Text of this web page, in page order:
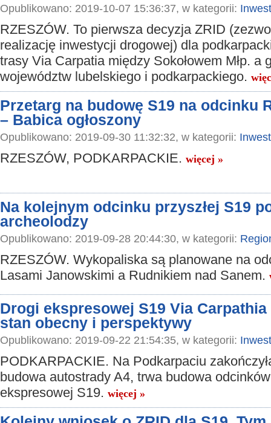
Opublikowano: 2019-10-07 15:36:37, w kategorii:
RZESZÓW. To pierwsza decyzja ZRID
realizację inwestycji drogowej) dla
trasy Via Carpatia między Sokołowem Młp. a
województw lubelskiego i podkarpackiego.
Przetarg na budowę S19 na odcinku
– Babica ogłoszony
Opublikowano: 2019-09-30 11:32:32, w kategorii:
RZESZÓW, PODKARPACKIE. więcej »
Na kolejnym odcinku przyszłej S19
archeolodzy
Opublikowano: 2019-09-28 20:44:30, w kategorii:
RZESZÓW. Wykopaliska są planowane na
Lasami Janowskimi a Rudnikiem nad Sanem.
Drogi ekspresowej S19 Via
stan obecny i perspektywy
Opublikowano: 2019-09-22 21:54:35, w kategorii:
PODKARPACKIE. Na Podkarpaciu
budowa autostrady A4, trwa budowa
ekspresowej S19. więcej »